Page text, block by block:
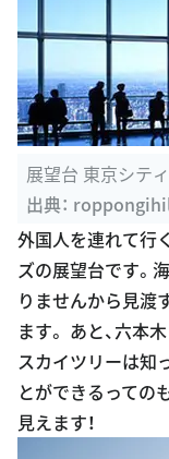
展望台 東京シテ
ls
出典：
外国人を連れて行
ズの展望台です。
りませんから見渡
ます。 あと、六本
スカイツリーは知
とができるっての
見えます！